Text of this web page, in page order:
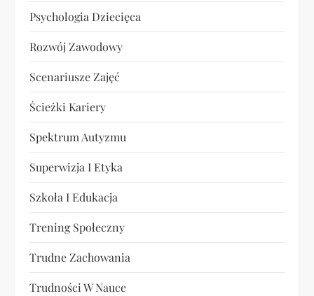
Psychologia Dziecięca
Rozwój Zawodowy
Scenariusze Zajęć
Ścieżki Kariery
Spektrum Autyzmu
Superwizja I Etyka
Szkoła I Edukacja
Trening Społeczny
Trudne Zachowania
Trudności W Nauce